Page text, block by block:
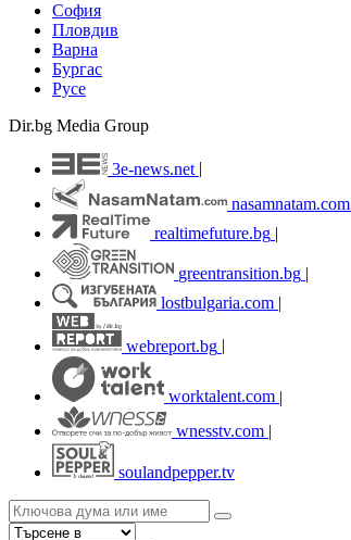
София
Пловдив
Варна
Бургас
Русе
Dir.bg Media Group
3e-news.net
nasamnatam.com
realtimefuture.bg |
greentransition.bg |
lostbulgaria.com |
webreport.bg
worktalent.com |
wnesstv.com |
soulandpepper.tv